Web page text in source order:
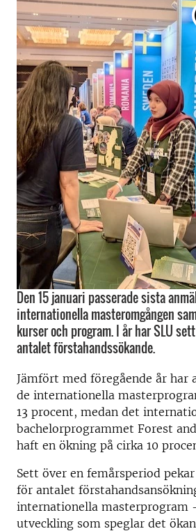
Den 15 januari passerade sista
internationella masteromgången
kurser och program. I år har SLU
antalet förstahandssökande.
Jämfört med föregående år har
de internationella
13 procent, medan det
bachelorprogrammet Forest
haft en ökning på cirka 10
Sett över en femårsperiod
för antalet
internationella masterprogram
utveckling som speglar det